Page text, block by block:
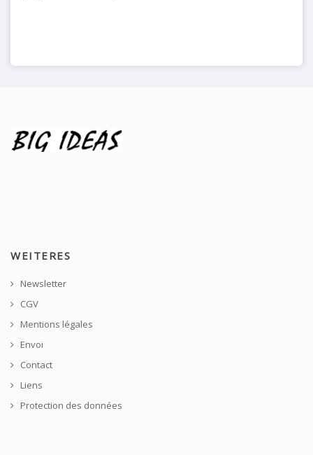
WEITERES
Newsletter
CGV
Mentions légales
Envoi
Contact
Liens
Protection des données